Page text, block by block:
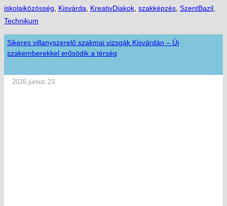
iskolaiközösség
Kisvárda KreativDiakok szakképzés SzentBazil
Technikum
Sikeres villanyszerelő szakmai vizsgák Kisvárdán – Új
szakemberekkel erősödik a térség
2026 június 23.